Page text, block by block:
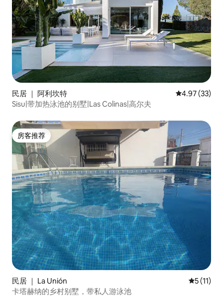
民居 ｜ 阿利坎特 平均评分
4.97 (33)
Sisu|带加热泳池的别墅|Las Colinas|高尔夫
房客推荐
房客推荐
民居 ｜ La Unión 平均评分
5 (11)
卡塔赫纳的乡村别墅，带私人游泳池